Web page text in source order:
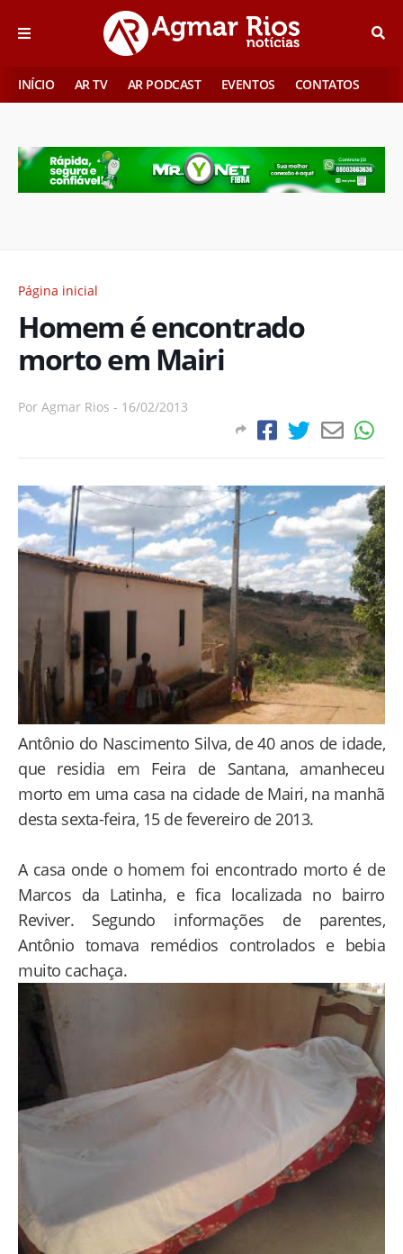
INÍCIO AR TV AR PODCAST EVENTOS CONTATOS
Página inicial
Homem é encontrado
morto em Mairi
Por Agmar Rios - 16/02/2013
Antônio do Nascimento Silva, de 40 anos de idade,
que residia em Feira de Santana, amanheceu
morto em uma casa na cidade de Mairi, na manhã
desta sexta-feira, 15 de fevereiro de 2013.
A casa onde o homem foi encontrado morto é de
Marcos da Latinha, e fica localizada no bairro
Reviver. Segundo informações de parentes,
Antônio tomava remédios controlados e bebia
muito cachaça.